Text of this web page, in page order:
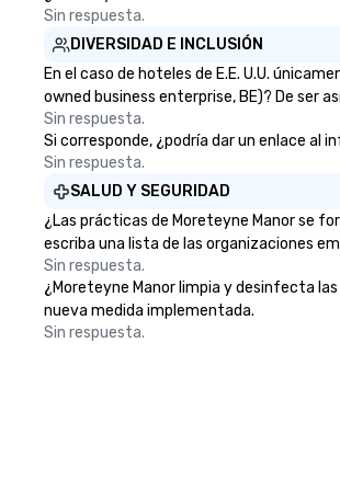
enjoying the warmth and
hospitality of this rural haven. The
contributed to its significance in
the area, making it a bustling spot
of activity for both locals and
travelers. As transportation
evolved and the age of
stagecoaches waned, the
Bedford Post Inn transitioned into
a private residence in the 19th
and early 20th centuries. The
building’s historic charm and
rustic architecture were
meticulously preserved by its
Sin respuesta.
DIVERSIDAD E INCLUSIÓN
En el caso de hoteles de E.E. U.U.
owned business enterprise, BE)? De ser
Sin respuesta.
Si corresponde, ¿podría dar un enlace al
Sin respuesta.
SALUD Y SEGURIDAD
¿Las prácticas de Moreteyne Manor se
escriba una lista de las organizaciones
Sin respuesta.
¿Moreteyne Manor limpia y desinfecta
nueva medida implementada.
Sin respuesta.